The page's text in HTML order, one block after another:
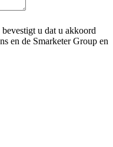
u dat u akkoord
en de Smarketer Group en